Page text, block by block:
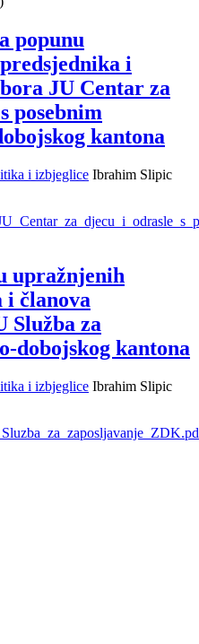
popunu
i
JU Centar za
posebnim
kantona
i izbjeglice Ibrahim Slipic
upražnjenih
i članova
Služba za
dobojskog kantona
i izbjeglice Ibrahim Slipic